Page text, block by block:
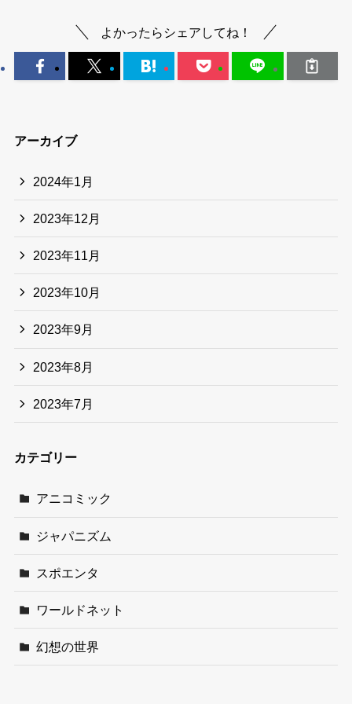
よかったらシェアしてね！
アーカイブ
2024年1月
2023年12月
2023年11月
2023年10月
2023年9月
2023年8月
2023年7月
カテゴリー
アニコミック
ジャパニズム
スポエンタ
ワールドネット
幻想の世界